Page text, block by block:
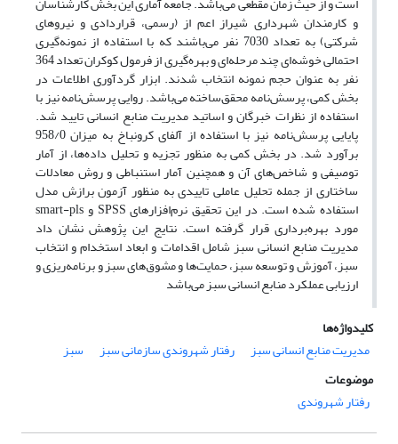
و کارمندان شهرداری شیراز اعم از (رسمی، قراردادی و نیروهای
شرکتی) به تعداد 7030 نفر می‌باشند که با استفاده از نمونه‌گیری
احتمالی خوشه‌ای چند مرحله‌ای و بهره‌گیری از فرمول کوکران تعداد 364
نفر به عنوان حجم نمونه انتخاب شدند. ابزار گردآوری اطلاعات در
بخش کمی، پرسش‌نامه محقق‌ساخته می‌باشد. روایی پرسش‌نامه نیز با
استفاده از نظرات خبرگان و اساتید مدیریت منابع انسانی تایید شد.
پایایی پرسش‌نامه نیز با استفاده از آلفای کرونباخ به میزان 958/0
برآورد شد. در بخش کمی به منظور تجزیه و تحلیل داده‌ها، از آمار
توصیفی و شاخص‌های آن و همچنین آمار استنباطی و روش معادلات
ساختاری از جمله تحلیل عاملی تاییدی به منظور آزمون برازش مدل
استفاده شده است. در این تحقیق نرم‌افزارهای SPSS و smart-pls
مورد بهره‌برداری قرار گرفته است. نتایج این پژوهش نشان داد
مدیریت منابع انسانی سبز شامل اقدامات و ابعاد استخدام و انتخاب
سبز، آموزش و توسعه سبز، حمایت‌ها و مشوق‌های سبز و برنامه‌ریزی و
ارزیابی عملکرد منابع انسانی سبز می‌باشد
کلیدواژه‌ها
مدیریت منابع انسانی سبز
رفتار شهروندی سازمانی سبز
سبز
موضوعات
رفتار شهروندی